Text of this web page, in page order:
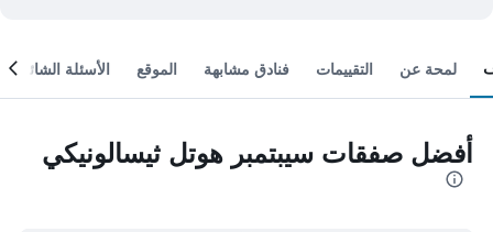
لمحة عن التقييمات فنادق مشابهة الموقع الأسئلة الشائعة
أفضل صفقات سيبتمبر هوتل ثيسالونيكي